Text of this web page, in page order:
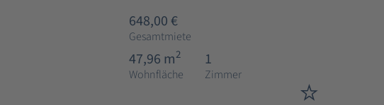
648,00 €
Gesamtmiete
47,96 m2
Wohnfläche
1
Zimmer